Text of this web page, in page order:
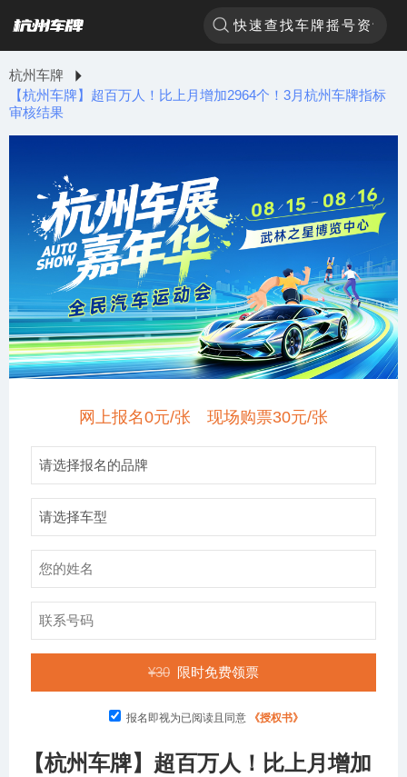
杭州车牌
【杭州车牌】超百万人！比上月增加2964个！3月杭州车牌指标
审核结果
网上报名0元/张 现场购票30元/张
¥30 限时免费领票
报名即视为已阅读且同意 《授权书》
【杭州车牌】超百万人！比上月增加